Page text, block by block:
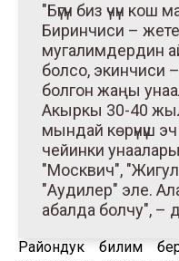
"Бүгүн биз үчүн
Биринчиси –
мугалимдердин
болсо, экинчиси
болгон жаңы
Акыркы 30-40
мындай көрүнүш
чейинки
"Москвич",
"Аудилер" эле.
абалда болчу", –
Райондук билим